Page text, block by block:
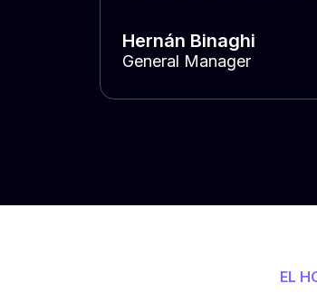
Hernán Binaghi
General Manager
EL